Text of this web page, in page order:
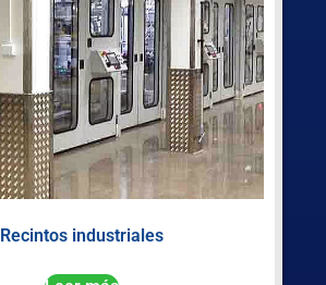
Recintos industriales